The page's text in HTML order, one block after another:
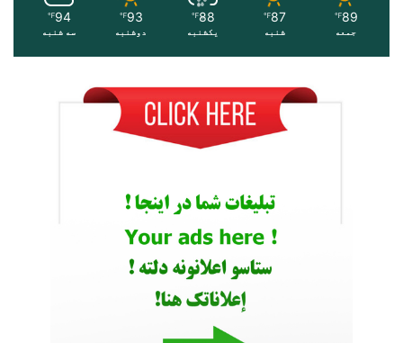
89
℉
جمعه
87
℉
شنبه
88
℉
یکشنبه
93
℉
دوشنبه
94
℉
سه شنبه